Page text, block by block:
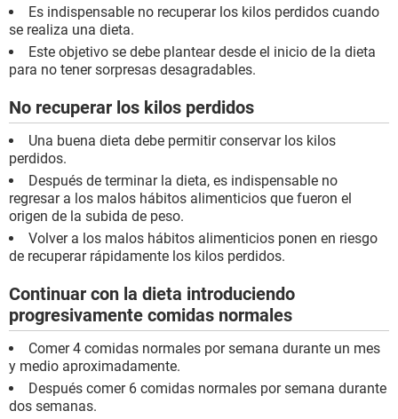
Es indispensable no recuperar los kilos perdidos cuando
se realiza una dieta.
Este objetivo se debe plantear desde el inicio de la dieta
para no tener sorpresas desagradables.
No recuperar los kilos perdidos
Una buena dieta debe permitir conservar los kilos
perdidos.
Después de terminar la dieta, es indispensable no
regresar a los malos hábitos alimenticios que fueron el
origen de la subida de peso.
Volver a los malos hábitos alimenticios ponen en riesgo
de recuperar rápidamente los kilos perdidos.
Continuar con la dieta introduciendo
progresivamente comidas normales
Comer 4 comidas normales por semana durante un mes
y medio aproximadamente.
Después comer 6 comidas normales por semana durante
dos semanas.